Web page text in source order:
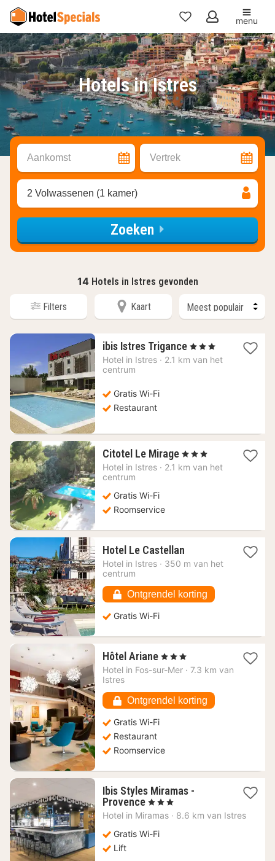
Mijn
favorieten
menu
Hotels in Istres
Aankomst Vertrek
2 Volwassenen (1 kamer)
Zoeken
14 Hotels in Istres gevonden
Filters Kaart
ibis Istres Trigance 1
nacht
, 3 Sterren
Hotel in Istres · 2.1 km van het
centrum
Gratis Wi-Fi
Restaurant
Citotel Le Mirage 1
nacht
, 3 Sterren
Hotel in Istres · 2.1 km van het
centrum
Gratis Wi-Fi
Roomservice
Hotel Le Castellan1
nacht
€
Hotel in Istres · 350 m van het
centrum
Ontgrendel korting
Gratis Wi-Fi
Hôtel Ariane 1
nacht
€
, 3 Sterren
Hotel in Fos-sur-Mer · 7.3 km van
Istres
Ontgrendel korting
Gratis Wi-Fi
Restaurant
Roomservice
Ibis Styles Miramas -
Provence 1
nacht
104,34
, 3 Sterren
Hotel in Miramas · 8.6 km van Istres
Gratis Wi-Fi
Lift